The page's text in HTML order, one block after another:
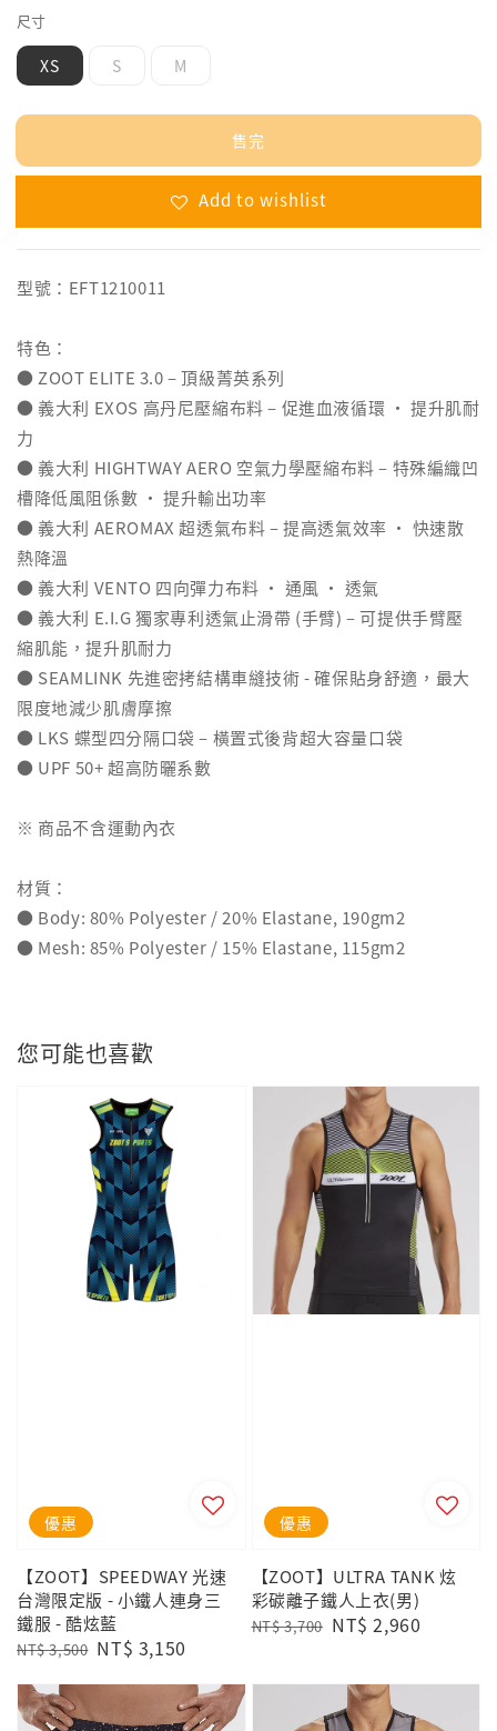
尺寸
XS S M
售完
Add to wishlist
型號：EFT1210011
特色：
● ZOOT ELITE 3.0 – 頂級菁英系列
● 義大利 EXOS 高丹尼壓縮布料 – 促進血液循環 ‧ 提升肌耐
力
● 義大利 HIGHTWAY AERO 空氣力學壓縮布料 – 特殊編織凹
槽降低風阻係數 ‧ 提升輸出功率
● 義大利 AEROMAX 超透氣布料 – 提高透氣效率 ‧ 快速散
熱降溫
● 義大利 VENTO 四向彈力布料 ‧ 通風 ‧ 透氣
● 義大利 E.I.G 獨家專利透氣止滑帶 (手臂) – 可提供手臂壓
縮肌能，提升肌耐力
● SEAMLINK 先進密拷結構車縫技術 - 確保貼身舒適，最大
限度地減少肌膚摩擦
● LKS 蝶型四分隔口袋 – 橫置式後背超大容量口袋
● UPF 50+ 超高防曬系數
※ 商品不含運動內衣
材質：
● Body: 80% Polyester / 20% Elastane, 190gm2
● Mesh: 85% Polyester / 15% Elastane, 115gm2
您可能也喜歡
優惠
【ZOOT】SPEEDWAY 光速
台灣限定版 - 小鐵人連身三
鐵服 - 酷炫藍
Regular
NT$ 3,500 Sale
NT$ 3,150
優惠
【ZOOT】ULTRA TANK 炫
彩碳離子鐵人上衣(男)
Regular
NT$ 3,700 Sale
NT$ 2,960